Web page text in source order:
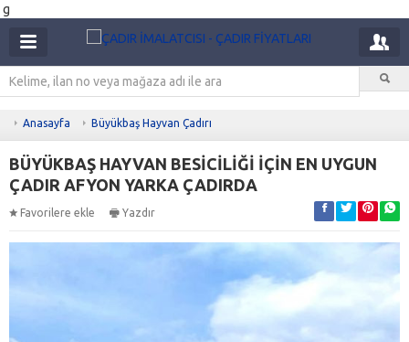
g
Anasayfa Büyükbaş Hayvan Çadırı
BÜYÜKBAŞ HAYVAN BESİCİLİĞİ İÇİN EN UYGUN
ÇADIR AFYON YARKA ÇADIRDA
Favorilere ekle Yazdır